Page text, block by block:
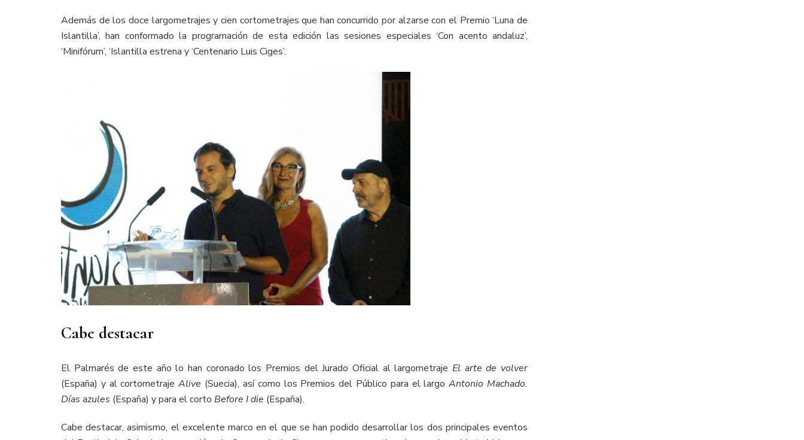
Además de los doce largometrajes y cien cortometrajes que han concurrido por alzarse con el Premio ‘Luna de
Islantilla’, han conformado la programación de esta edición las sesiones especiales ‘Con acento andaluz’,
‘Minifórum’, ‘Islantilla estrena y ‘Centenario Luis Ciges’.
Cabe destacar
El Palmarés de este año lo han coronado los Premios del Jurado Oficial al largometraje El arte de volver
(España) y al cortometrajeAlive (Suecia), así como los Premios del Público para el largoAntonio Machado.
Días azules (España) y para el corto Before I die (España).
Cabe destacar, asimismo, el excelente marco en el que se han podido desarrollar los dos principales eventos